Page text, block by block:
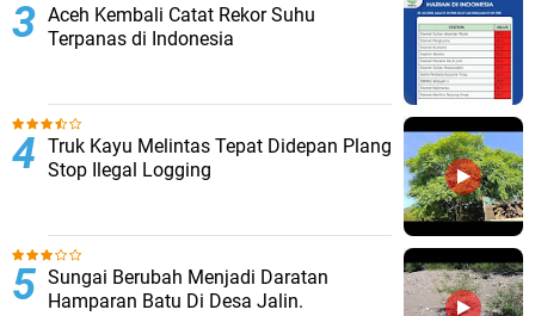
Aceh Kembali Catat Rekor Suhu
Terpanas di Indonesia
Truk Kayu Melintas Tepat Didepan Plang
Stop Ilegal Logging
Sungai Berubah Menjadi Daratan
Hamparan Batu Di Desa Jalin.